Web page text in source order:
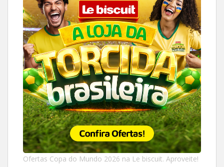
Ofertas Copa do Mundo 2026 na Le biscuit. Aproveite!